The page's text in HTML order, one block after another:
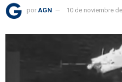
por AGN 10 de noviembre